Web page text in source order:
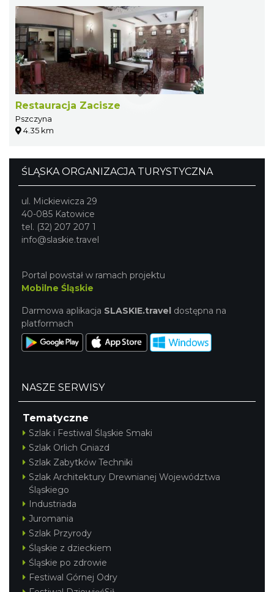
Restauracja Zacisze
Pszczyna
4.35 km
ŚLĄSKA ORGANIZACJA TURYSTYCZNA
ul. Mickiewicza 29
40-085 Katowice
tel. (32) 207 207 1
info@slaskie.travel
Portal powstał w ramach projektu
Mobilne Śląskie
Darmowa aplikacja SLASKIE.travel dostępna na
platformach
NASZE SERWISY
Tematyczne
Szlak i Festiwal Śląskie Smaki
Szlak Orlich Gniazd
Szlak Zabytków Techniki
Szlak Architektury Drewnianej Województwa
Śląskiego
Industriada
Juromania
Szlak Przyrody
Śląskie z dzieckiem
Śląskie po zdrowie
Festiwal Górnej Odry